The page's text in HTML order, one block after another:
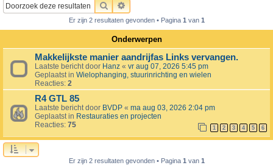
ZOEKUITGEBREID ZOEKEN
Er zijn 2 resultaten gevonden • Pagina 1van 1
Onderwerpen
Makkelijkste manier aandrijfas Links vervangen.
Laatste bericht door Hanz « vr aug 07, 2026 5:45 pm
Geplaatst in Wielophanging, stuurinrichting en wielen
Reacties: 2
R4 GTL 85
Laatste bericht door BVDP « ma aug 03, 2026 2:04 pm
Geplaatst in Restauraties en projecten
Reacties: 75 1 2 3 4 5 6
Er zijn 2 resultaten gevonden • Pagina 1van 1